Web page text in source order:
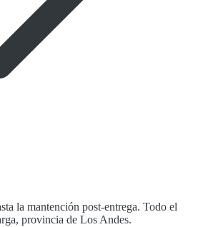
la mantención post-entrega. Todo el
provincia de Los Andes.